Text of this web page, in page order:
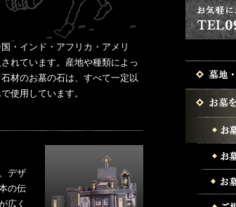
・インド・アフリカ・アメリ
れています。産地や種類によっ
材のお墓の石は、すべて一定以
使用しています。
デザ
の伝
広く